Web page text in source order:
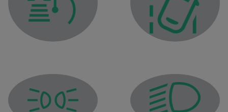
Spia del regolatore di velocità adattivo Stop and Go
Spia di avvertenza di